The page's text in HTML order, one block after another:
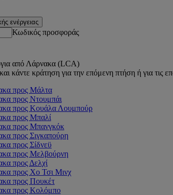
ενέργειας
Κωδικός προσφοράς
από Λάρνακα (LCA)
κάντε κράτηση για την επόμενη πτήση ή για τις
προς Μάλτα
προς Ντουμπάι
προς Κουάλα Λουμπούρ
προς Μπαλί
προς Μπανγκόκ
προς Σιγκαπούρη
προς Σίδνεϋ
προς Μελβούρνη
προς Δελχί
προς Χο Τσι Μινχ
προς Πουκέτ
προς Κολόμπο